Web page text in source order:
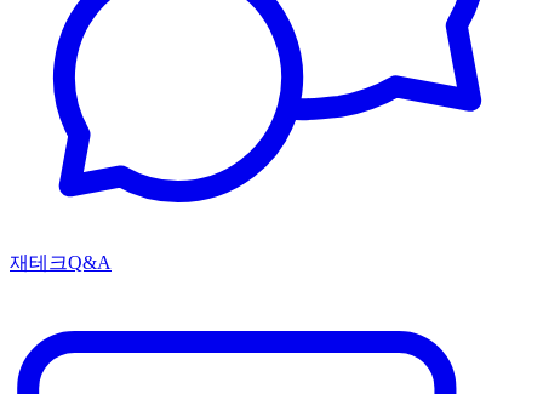
재테크Q&A